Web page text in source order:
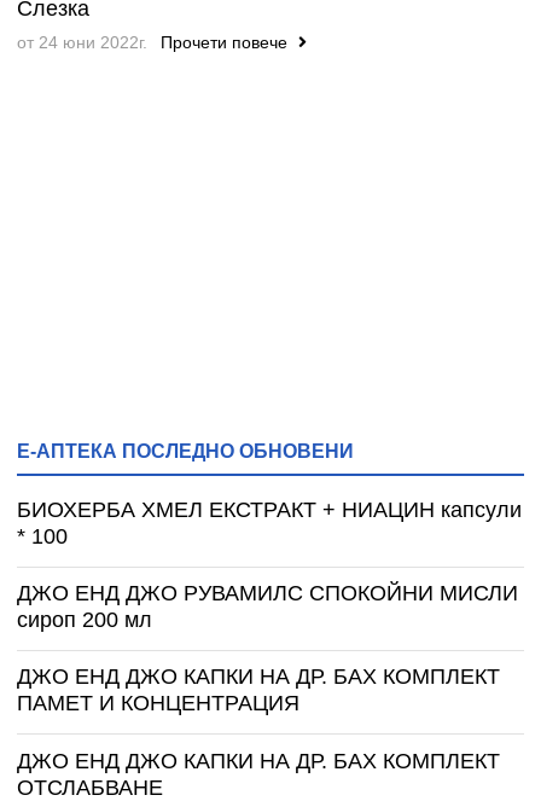
Слезка
от 24 юни 2022г. Прочети повече
Е-АПТЕКА ПОСЛЕДНО ОБНОВЕНИ
БИОХЕРБА ХМЕЛ ЕКСТРАКТ + НИАЦИН капсули
* 100
ДЖО ЕНД ДЖО РУВАМИЛС СПОКОЙНИ МИСЛИ
сироп 200 мл
ДЖО ЕНД ДЖО КАПКИ НА ДР. БАХ КОМПЛЕКТ
ПАМЕТ И КОНЦЕНТРАЦИЯ
ДЖО ЕНД ДЖО КАПКИ НА ДР. БАХ КОМПЛЕКТ
ОТСЛАБВАНЕ